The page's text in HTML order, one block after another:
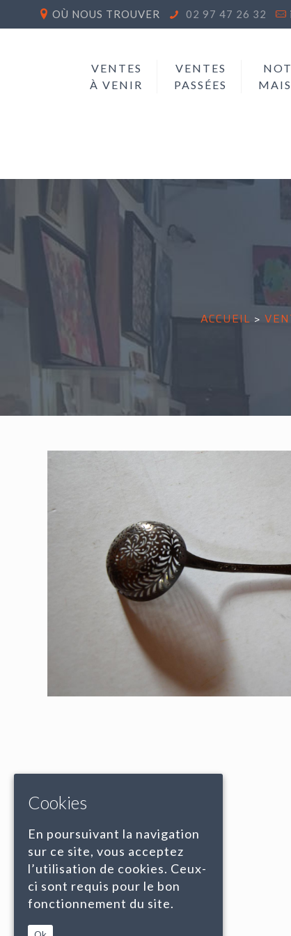
OÙ NOUS TROUVER 02 97 47 26 32
VENTES
À VENIR
VENTES
PASSÉES
ACCUEIL >
Cookies
En poursuivant la navigation
sur ce site, vous acceptez
l’utilisation de cookies. Ceux-
ci sont requis pour le bon
fonctionnement du site.